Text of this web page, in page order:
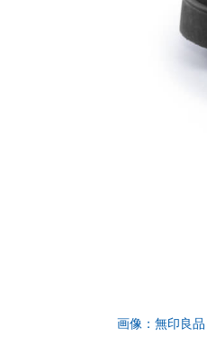
画像：無印良品